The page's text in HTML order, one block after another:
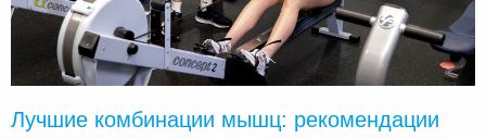
Лучшие комбинации мышц: рекомендации